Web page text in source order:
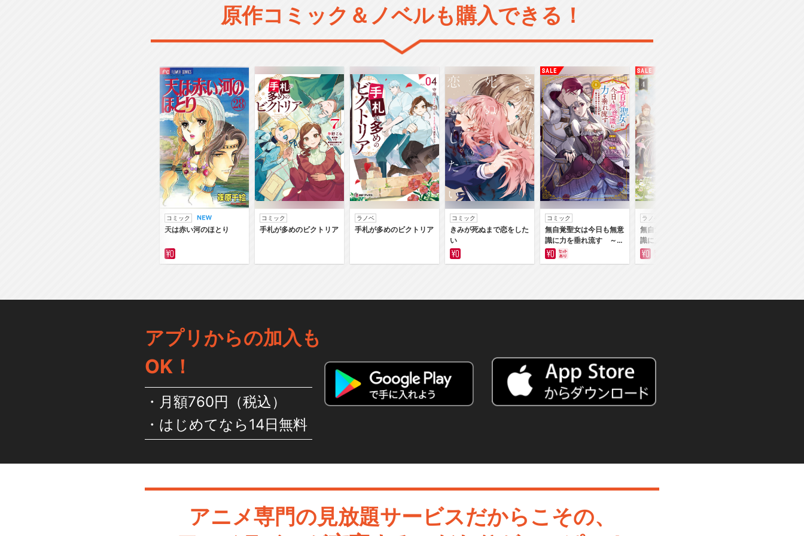
原作コミック＆ノベルも購入できる！
コミック
天は赤い河のほとり
コミック
手札が多めのビクトリア
ラノベ
手札が多めのビクトリア
コミック
きみが死ぬまで恋をした
い
コミック
無自覚聖女は今日も無意
識に力を垂れ流す ～公
爵家の落ちこぼれ令嬢、
嫁ぎ先で幸せを掴み取る
ラノベ
無自覚聖女は今日も無意
識に力を垂れ流す 今代
の聖女は姉ではなく、妹
の私だったみたいです
アプリからの加入も
OK！
月額760円（税込）
はじめてなら14日無料
アニメ専門の見放題サービスだからこその、